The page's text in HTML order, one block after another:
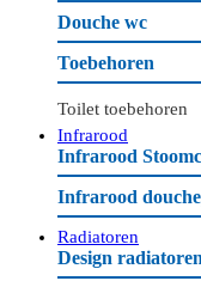
Douche wc
Toebehoren
Toilet toebehoren
Infrarood
Infrarood
Infrarood
Radiatoren
Design radiatoren